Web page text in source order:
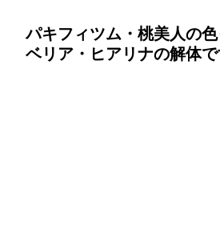
パキフィツム・桃美人の
ベリア・ヒアリナの解体で